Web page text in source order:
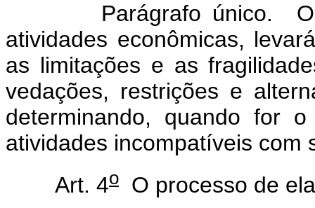
Parágrafo único. O
atividades econômicas,
as limitações e as
vedações, restrições e
determinando, quando for
atividades incompatíveis com
Art. 4o O processo de